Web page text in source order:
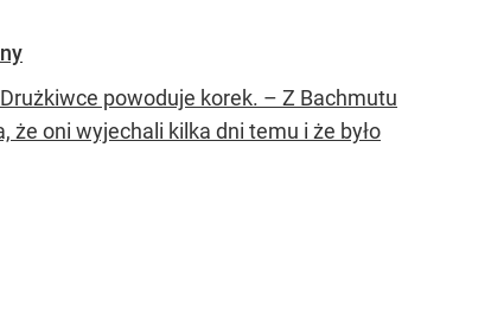
powoduje korek. – Z Bachmutu
oni wyjechali kilka dni temu i że było